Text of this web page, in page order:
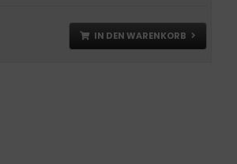
IN DEN WARENKORB